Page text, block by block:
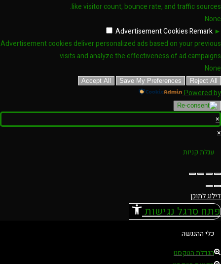
like visitor count, bounce rate, and traffic sources.
None
►
Advertisement CookiesRemark
Advertisement cookies deliver personalized ads based on your previous
visits and analyze the effectiveness of ad campaigns.
None
Reject All
Save My Preferences
Accept All
Powered by
×
×
עגלת קניות
דילוג לתוכן
פתח סרגל נגישות
כלי ההנגשה
הגדלת הטקסט